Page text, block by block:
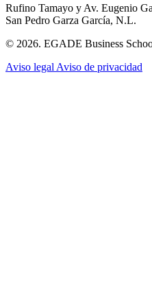
Rufino Tamayo y Av. Eugenio
San Pedro Garza García, N.L.
© 2026. EGADE Business
Aviso legal Aviso de privacidad